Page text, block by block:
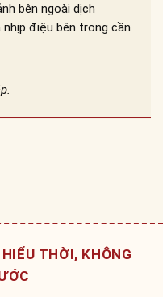
bên ngoài dịch
nhịp điệu bên trong cần
THỜI, KHÔNG